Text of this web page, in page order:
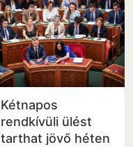
Kétnapos
rendkívüli ülést
tarthat jövő héten